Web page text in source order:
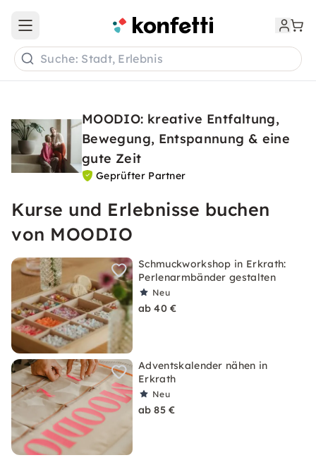
Open main menu
Suche: Stadt, Erlebnis
MOODIO: kreative Entfaltung,
Bewegung, Entspannung & eine
gute Zeit
Geprüfter Partner
Kurse und Erlebnisse buchen
von MOODIO
Schmuckworkshop in Erkrath:
Perlenarmbänder gestalten
Neu
ab 40 €
Adventskalender nähen in
Erkrath
Neu
ab 85 €